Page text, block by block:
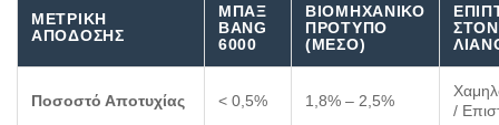
ΜΕΤΡΙΚΉ
ΑΠΌΔΟΣΗΣ
ΜΠΆΞ
BANG
6000
ΒΙΟΜΗΧΑΝΙΚΌ
ΠΡΌΤΥΠΟ
(ΜΈΣΟ)
ΣΤΟΝ
Ποσοστό Αποτυχίας < 0,5% 1,8% – 2,5%
/